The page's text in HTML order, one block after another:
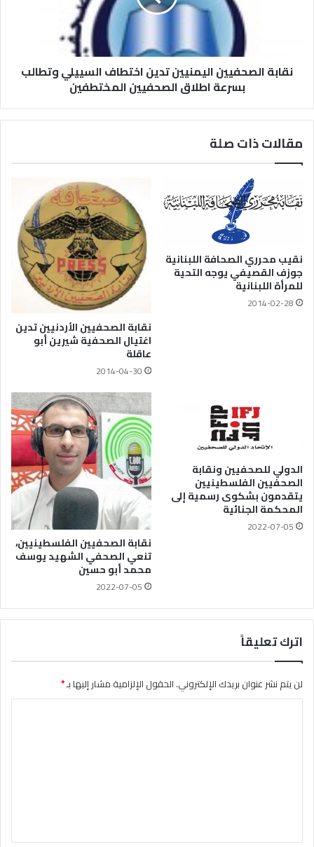
نقابة الصحفيين اليمنيين تدين اختطاف السييلي وتطالب
بسرعة اطلاق الصحفيين المختطفين
مقالات ذات صلة
نقيب محرري الصحافة اللبنانية
جوزف القصيفي يوجه التحية
للمرأة اللبنانية
2014-02-28
نقابة الصحفيين الأردنيين تدين
اغتيال الصحفية شيرين أبو
عاقلة
2014-04-30
الدولي للصحفيين ونقابة
الصحفيين الفلسطينيين
يتقدمون بشكوى رسمية إلى
المحكمة الجنائية
2022-07-05
نقابة الصحفيين الفلسطينيين،
تنعي الصحفي الشهيد يوسف
محمد أبو حسين
2022-07-05
اترك تعليقاً
لن يتم نشر عنوان بريدك الإلكتروني.الحقول الإلزامية مشار إليها بـ*